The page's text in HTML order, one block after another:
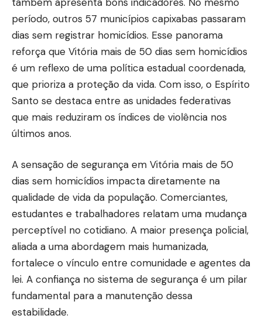
período, outros 57 municípios capixabas passaram
dias sem registrar homicídios. Esse panorama
reforça que Vitória mais de 50 dias sem homicídios
é um reflexo de uma política estadual coordenada,
que prioriza a proteção da vida. Com isso, o Espírito
Santo se destaca entre as unidades federativas
que mais reduziram os índices de violência nos
últimos anos.
A sensação de segurança em Vitória mais de 50
dias sem homicídios impacta diretamente na
qualidade de vida da população. Comerciantes,
estudantes e trabalhadores relatam uma mudança
perceptível no cotidiano. A maior presença policial,
aliada a uma abordagem mais humanizada,
fortalece o vínculo entre comunidade e agentes da
lei. A confiança no sistema de segurança é um pilar
fundamental para a manutenção dessa
estabilidade.